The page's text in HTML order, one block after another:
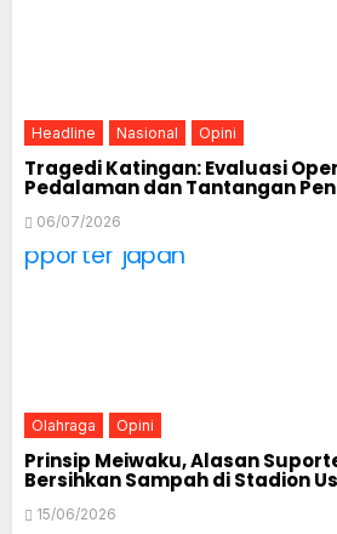
Headline Nasional Opini
Tragedi Katingan: Evaluasi
Pedalaman dan Tantangan
06/07/2026
Olahraga Opini
Prinsip Meiwaku, Alasan
Bersihkan Sampah di Stadion
15/06/2026